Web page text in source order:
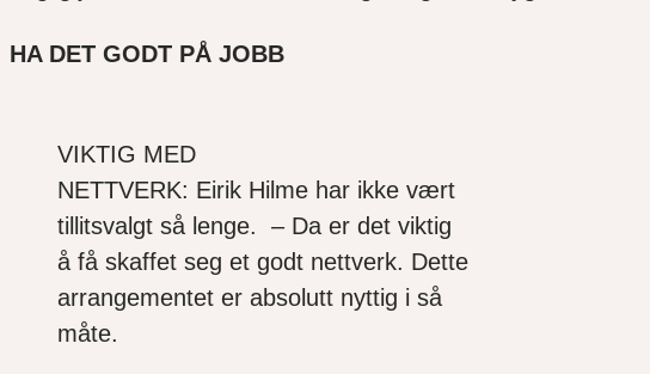
HA DET GODT PÅ JOBB
VIKTIG MED
NETTVERK: Eirik Hilme har ikke vært
tillitsvalgt så lenge. – Da er det viktig
å få skaffet seg et godt nettverk. Dette
arrangementet er absolutt nyttig i så
måte.